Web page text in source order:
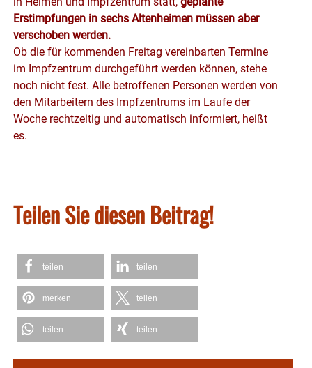
Erstimpfungen in sechs Altenheimen müssen aber
verschoben werden.
Ob die für kommenden Freitag vereinbarten Termine
im Impfzentrum durchgeführt werden können, stehe
noch nicht fest. Alle betroffenen Personen werden von
den Mitarbeitern des Impfzentrums im Laufe der
Woche rechtzeitig und automatisch informiert, heißt
es.
Teilen Sie diesen Beitrag!
teilen teilen
merken teilen
teilen teilen